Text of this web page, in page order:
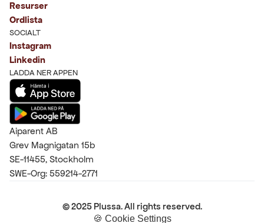
Resurser
Ordlista
SOCIALT
Instagram
Linkedin
LADDA NER APPEN
Aiparent AB
Grev Magnigatan 15b
SE-11455, Stockholm
SWE-Org: 559214-2771
© 2025 Plussa. All rights reserved.
🍪 Cookie Settings